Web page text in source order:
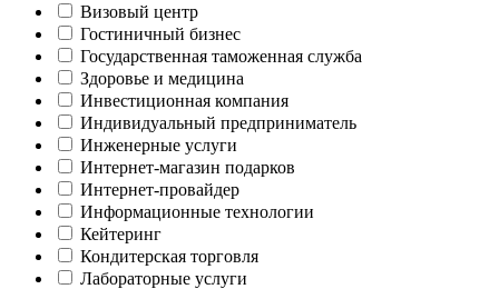
Визовый центр
Гостиничный бизнес
Государственная таможенная служба
Здоровье и медицина
Инвестиционная компания
Индивидуальный предприниматель
Инженерные услуги
Интернет-магазин подарков
Интернет-провайдер
Информационные технологии
Кейтеринг
Кондитерская торговля
Лабораторные услуги